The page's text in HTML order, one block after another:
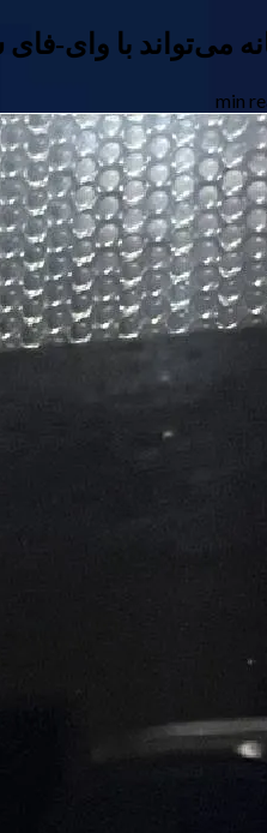
می‌تواند با